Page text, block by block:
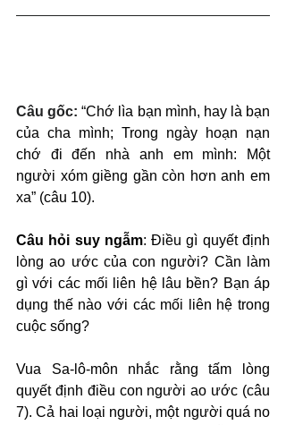
Câu gốc: “Chớ lìa bạn mình, hay là bạn
của cha mình; Trong ngày hoạn nạn
chớ đi đến nhà anh em mình: Một
người xóm giềng gần còn hơn anh em
xa” (câu 10).
Câu hỏi suy ngẫm: Điều gì quyết định
lòng ao ước của con người? Cần làm
gì với các mối liên hệ lâu bền? Bạn áp
dụng thế nào với các mối liên hệ trong
cuộc sống?
Vua Sa-lô-môn nhắc rằng tấm lòng
quyết định điều con người ao ước (câu
7). Cả hai loại người, một người quá no